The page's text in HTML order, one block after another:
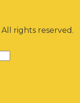
All rights reserved.